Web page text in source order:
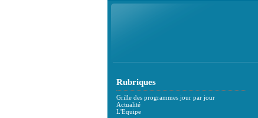
Rubriques
Grille des programmes jour par jour
Actualité
L'Equipe